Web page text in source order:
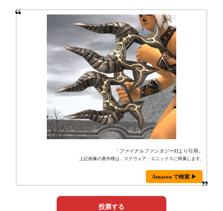
「 ファイナルファンタジーXIより引用」
上記画像の著作権は、スクウェア・エニックスに帰属します。
Amazon で検索 ▶